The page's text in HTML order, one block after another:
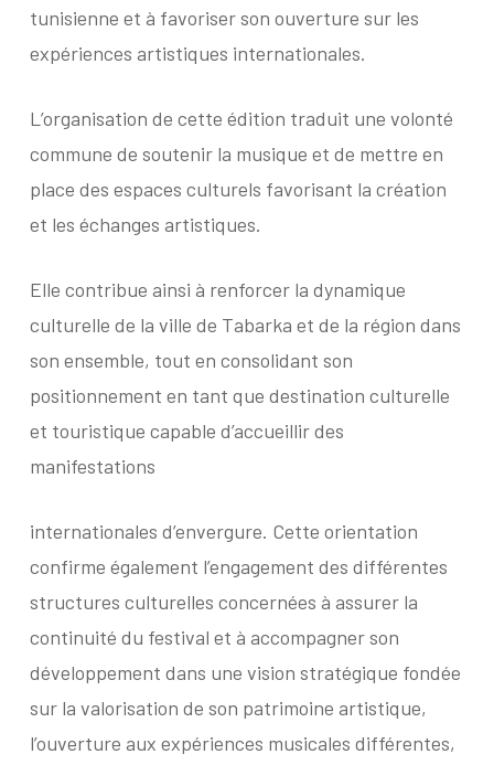
tunisienne et à favoriser son ouverture sur les
expériences artistiques internationales.
L’organisation de cette édition traduit une volonté
commune de soutenir la musique et de mettre en
place des espaces culturels favorisant la création
et les échanges artistiques.
Elle contribue ainsi à renforcer la dynamique
culturelle de la ville de Tabarka et de la région dans
son ensemble, tout en consolidant son
positionnement en tant que destination culturelle
et touristique capable d’accueillir des
manifestations
internationales d’envergure. Cette orientation
confirme également l’engagement des différentes
structures culturelles concernées à assurer la
continuité du festival et à accompagner son
développement dans une vision stratégique fondée
sur la valorisation de son patrimoine artistique,
l’ouverture aux expériences musicales différentes,